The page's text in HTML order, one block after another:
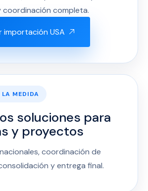
coordinación completa.
importación USA
MEDIDA
soluciones para
y proyectos
coordinación de
y entrega final.